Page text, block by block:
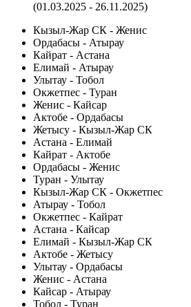
(01.03.2025 - 26.11.2025)
Кызыл-Жар СК - Женис
Ордабасы - Атырау
Кайрат - Астана
Елимай - Атырау
Улытау - Тобол
Окжетпес - Туран
Женис - Кайсар
Актобе - Ордабасы
Жетысу - Кызыл-Жар СК
Астана - Елимай
Кайрат - Актобе
Ордабасы - Женис
Туран - Улытау
Кызыл-Жар СК - Окжетпес
Атырау - Тобол
Окжетпес - Кайрат
Астана - Кайсар
Елимай - Кызыл-Жар СК
Актобе - Жетысу
Улытау - Ордабасы
Женис - Астана
Кайсар - Атырау
Тобол - Туран